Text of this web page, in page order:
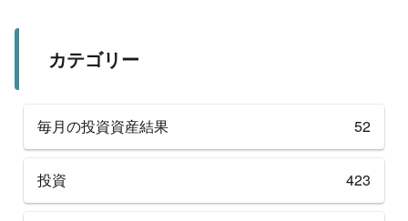
カテゴリー
毎月の投資資産結果 52
投資 423